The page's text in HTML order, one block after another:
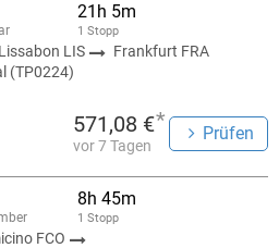
21h 5m
1 Stopp
Lissabon LIS
Frankfurt FRA
(TP0224)
571,08 €*
vor 7 Tagen
Prüfen
8h 45m
1 Stopp
FCO